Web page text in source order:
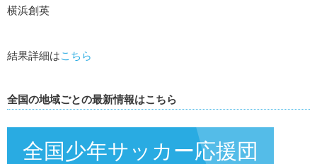
横浜創英
結果詳細はこちら
全国の地域ごとの最新情報はこちら
全国少年サッカー応援団